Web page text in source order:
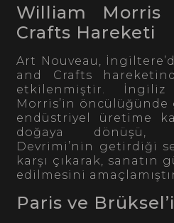
William
Crafts Hareketi
Art Nouveau,
and Crafts
etkilenmiştir. İngiliz
Morris’in
endüstriyel üretime
doğaya dönüşü,
Devrimi’nin getirdiği
karşı çıkarak, sanatın
edilmesini
Paris ve